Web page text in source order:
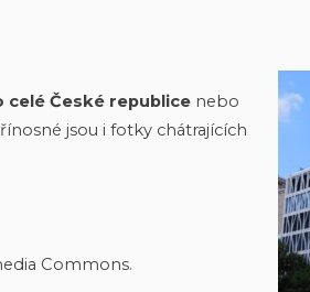
celé České republice nebo
jsou i fotky chátrajících
Commons.